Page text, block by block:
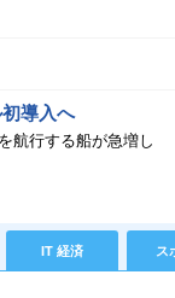
導入へ
航行する船が急増し
IT 経済 ス